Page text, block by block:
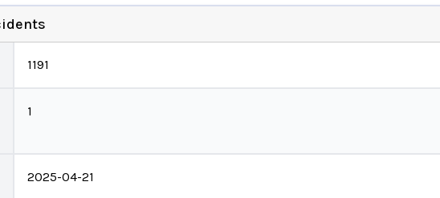
1191
1
2025-04-21